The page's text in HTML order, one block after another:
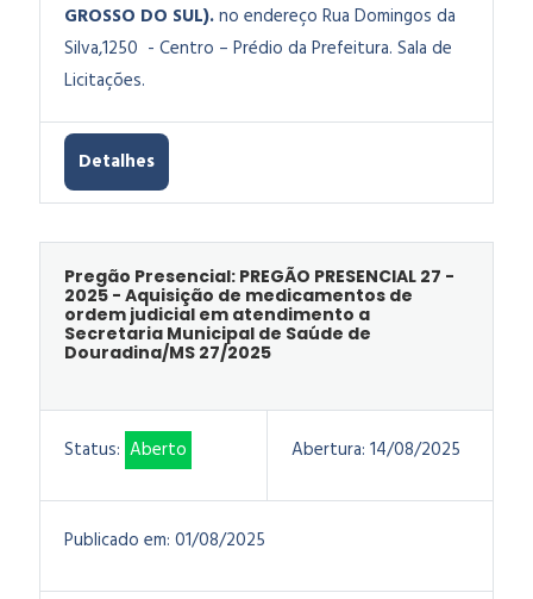
GROSSO DO SUL).no endereço Rua Domingos da
Silva,1250 - Centro – Prédio da Prefeitura. Sala de
Licitações.
Detalhes
Pregão Presencial: PREGÃO PRESENCIAL 27 -
2025 - Aquisição de medicamentos de
ordem judicial em atendimento a
Secretaria Municipal de Saúde de
Douradina/MS 27/2025
Status: Aberto Abertura: 14/08/2025
Publicado em: 01/08/2025